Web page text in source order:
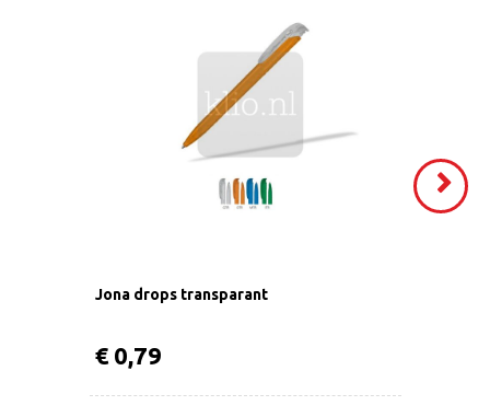
Jona drops transparant
€ 0,79